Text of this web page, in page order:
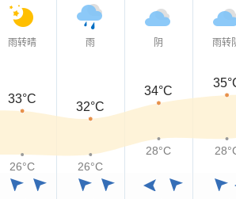
雨转晴 雨 阴 雨转
33°C
32°C
34°C
26°C 26°C
28°C